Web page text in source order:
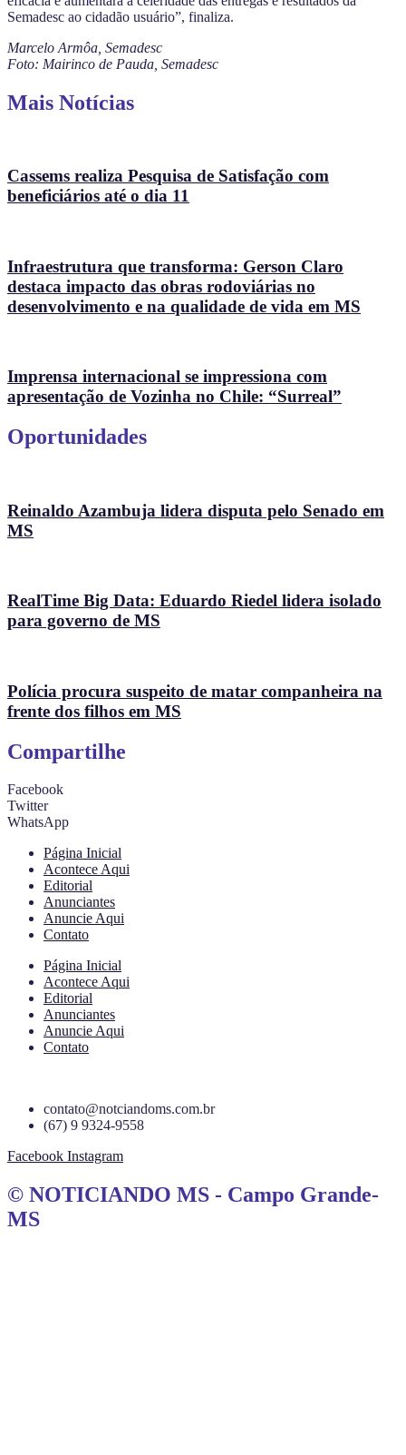
Semadesc ao cidadão usuário”, finaliza.
Marcelo Armôa, Semadesc
Foto: Mairinco de Pauda, Semadesc
Mais Notícias
Cassems realiza Pesquisa de Satisfação com
beneficiários até o dia 11
Infraestrutura que transforma: Gerson Claro
destaca impacto das obras rodoviárias no
desenvolvimento e na qualidade de vida em MS
Imprensa internacional se impressiona com
apresentação de Vozinha no Chile: “Surreal”
Oportunidades
Reinaldo Azambuja lidera disputa pelo Senado em
MS
RealTime Big Data: Eduardo Riedel lidera isolado
para governo de MS
Polícia procura suspeito de matar companheira na
frente dos filhos em MS
Compartilhe
Facebook
Twitter
WhatsApp
Página Inicial
Acontece Aqui
Editorial
Anunciantes
Anuncie Aqui
Contato
Página Inicial
Acontece Aqui
Editorial
Anunciantes
Anuncie Aqui
Contato
contato@notciandoms.com.br
(67) 9 9324-9558
Facebook Instagram
© NOTICIANDO MS - Campo Grande-
MS